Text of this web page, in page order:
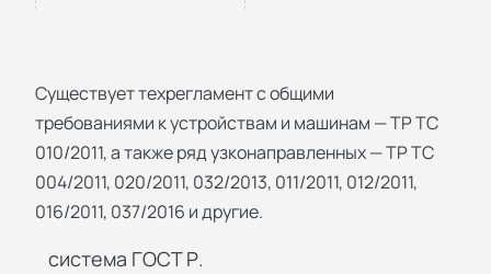
Существует техрегламент с общими
требованиями к устройствам и машинам — ТР ТС
010/2011, а также ряд узконаправленных — ТР ТС
004/2011, 020/2011, 032/2013, 011/2011, 012/2011,
016/2011, 037/2016 и другие.
система ГОСТ Р.